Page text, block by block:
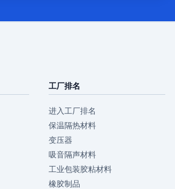
工厂排名
进入工厂排名
保温隔热材料
变压器
吸音隔声材料
工业包装胶粘材料
橡胶制品